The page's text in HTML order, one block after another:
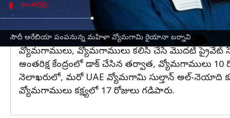
సౌదీ అరేబియా పంపనున్న మహిళా వ్యోమగామి రైయానా బర్నావి
అంతరిక్షం
ప్రైవేట్ వ్యోమగాములు, వ్యోమగాములు కలిసి
నాసా మాజీ వ్యోమగామి, ఆక్సియమ్ స్పేస్ హ్యూమన్ స్పేస్ ఫ్లైట్
వ్యోమగాములు, వ్యోమగాములు కలిసి చేసే మొదటి ప్రైవేట్
అంతరిక్ష కేంద్రంలో డాక్ చేసిన తర్వాత, వ్యోమగాములు
నెలాఖరులో, మరో UAE వ్యోమగామి సుల్తాన్ అల్-నెయాది కూడా
వ్యోమగాములు కక్ష్యలో 17 రోజులు గడిపారు.